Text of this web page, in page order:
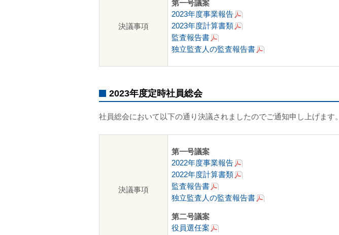
決議事項
第一号議案
2023年度事業報告
2023年度計算書類
監査報告書
独立監査人の監査報告書
2023年度定時社員総会
社員総会において以下の通り決議されましたのでご通知申し上げます。
決議事項
第一号議案
2022年度事業報告
2022年度計算書類
監査報告書
独立監査人の監査報告書
第二号議案
役員選任案